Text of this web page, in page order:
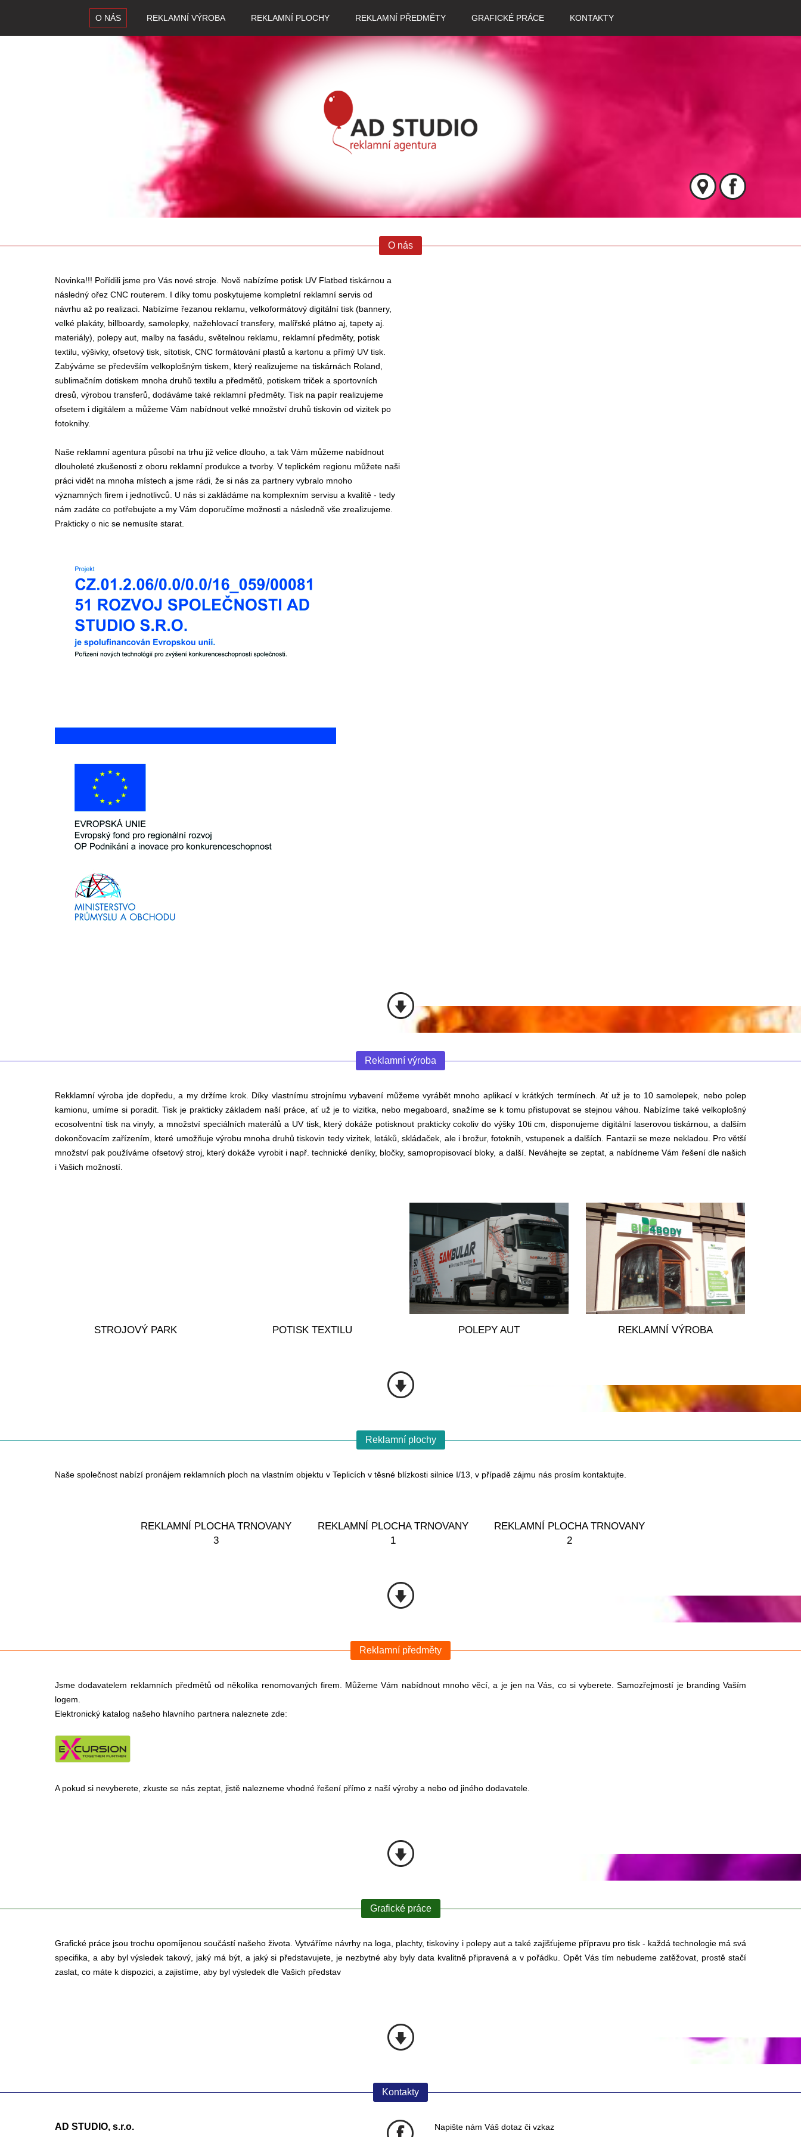
O NÁS REKLAMNÍ VÝROBA REKLAMNÍ PLOCHY REKLAMNÍ PŘEDMĚTY GRAFICKÉ PRÁCE KONTAKTY
O nás
Novinka!!! Pořídili jsme pro Vás nové stroje. Nově nabízíme potisk UV Flatbed tiskárnou a
následný ořez CNC routerem. I díky tomu poskytujeme kompletní reklamní servis od
návrhu až po realizaci. Nabízíme řezanou reklamu, velkoformátový digitální tisk (bannery,
velké plakáty, billboardy, samolepky, nažehlovací transfery, malířské plátno aj, tapety aj.
materiály), polepy aut, malby na fasádu, světelnou reklamu, reklamní předměty, potisk
textilu, výšivky, ofsetový tisk, sítotisk, CNC formátování plastů a kartonu a přímý UV tisk.
Zabýváme se především velkoplošným tiskem, který realizujeme na tiskárnách Roland,
sublimačním dotiskem mnoha druhů textilu a předmětů, potiskem triček a sportovních
dresů, výrobou transferů, dodáváme také reklamní předměty. Tisk na papír realizujeme
ofsetem i digitálem a můžeme Vám nabídnout velké množství druhů tiskovin od vizitek po
fotoknihy.
Naše reklamní agentura působí na trhu již velice dlouho, a tak Vám můžeme nabídnout
dlouholeté zkušenosti z oboru reklamní produkce a tvorby. V teplickém regionu můžete naši
práci vidět na mnoha místech a jsme rádi, že si nás za partnery vybralo mnoho
významných firem i jednotlivců. U nás si zakládáme na komplexním servisu a kvalitě - tedy
nám zadáte co potřebujete a my Vám doporučíme možnosti a následně vše zrealizujeme.
Prakticky o nic se nemusíte starat.
Reklamní výroba
Rekklamní výroba jde dopředu, a my držíme krok. Díky vlastnímu strojnímu vybavení můžeme vyrábět mnoho aplikací v krátkých termínech. Ať už je to 10 samolepek, nebo polep
kamionu, umíme si poradit. Tisk je prakticky základem naší práce, ať už je to vizitka, nebo megaboard, snažíme se k tomu přistupovat se stejnou váhou. Nabízíme také velkoplošný
ecosolventní tisk na vinyly, a množství speciálních materálů a UV tisk, který dokáže potisknout prakticky cokoliv do výšky 10ti cm, disponujeme digitální laserovou tiskárnou, a dalším
dokončovacím zařízením, které umožňuje výrobu mnoha druhů tiskovin tedy vizitek, letáků, skládaček, ale i brožur, fotoknih, vstupenek a dalších. Fantazii se meze nekladou. Pro větší
množství pak používáme ofsetový stroj, který dokáže vyrobit i např. technické deníky, bločky, samopropisovací bloky, a další. Neváhejte se zeptat, a nabídneme Vám řešení dle našich
i Vašich možností.
STROJOVÝ PARK POTISK TEXTILU POLEPY AUT REKLAMNÍ VÝROBA
Reklamní plochy
Naše společnost nabízí pronájem reklamních ploch na vlastním objektu v Teplicích v těsné blízkosti silnice I/13, v případě zájmu nás prosím kontaktujte.
REKLAMNÍ PLOCHA TRNOVANY
3
REKLAMNÍ PLOCHA TRNOVANY
1
REKLAMNÍ PLOCHA TRNOVANY
2
Reklamní předměty
Jsme dodavatelem reklamních předmětů od několika renomovaných firem. Můžeme Vám nabídnout mnoho věcí, a je jen na Vás, co si vyberete. Samozřejmostí je branding Vaším
logem.
Elektronický katalog našeho hlavního partnera naleznete zde:
A pokud si nevyberete, zkuste se nás zeptat, jistě nalezneme vhodné řešení přímo z naší výroby a nebo od jiného dodavatele.
Grafické práce
Grafické práce jsou trochu opomíjenou součástí našeho života. Vytváříme návrhy na loga, plachty, tiskoviny i polepy aut a také zajišťujeme přípravu pro tisk - každá technologie má svá
specifika, a aby byl výsledek takový, jaký má být, a jaký si představujete, je nezbytné aby byly data kvalitně připravená a v pořádku. Opět Vás tím nebudeme zatěžovat, prostě stačí
zaslat, co máte k dispozici, a zajistíme, aby byl výsledek dle Vašich představ
Kontakty
AD STUDIO, s.r.o. Napište nám Váš dotaz či vzkaz